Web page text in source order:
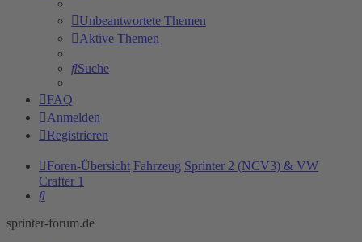
Unbeantwortete Themen
Aktive Themen
Suche
FAQ
Anmelden
Registrieren
Foren-Übersicht Fahrzeug Sprinter 2 (NCV3) & VW
Crafter 1
Suche
sprinter-forum.de